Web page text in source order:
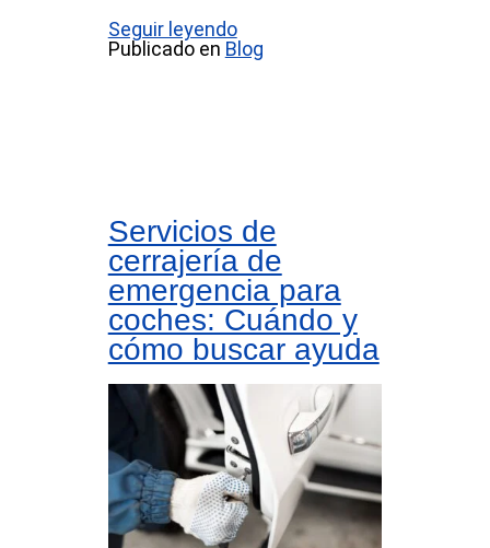
Seguir leyendo
Publicado en Blog
Servicios de
cerrajería de
emergencia para
coches: Cuándo y
cómo buscar ayuda